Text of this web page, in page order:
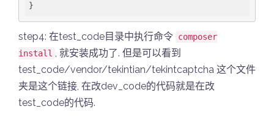
step4: 在test_code目录中执行命令 composer
install , 就安装成功了. 但是可以看到
test_code/vendor/tekintian/tekintcaptcha 这个文件
夹是这个链接, 在改dev_code的代码就是在改
test_code的代码.